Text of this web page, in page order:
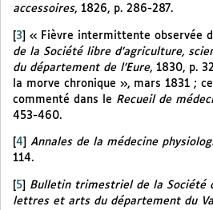
accessoires, 1826, p. 286-287.
[3] « Fièvre intermittente observée
de la Société libre d’agriculture,
du département de l’Eure, 1830, p.
la morve chronique », mars 1831 ;
commenté dans le Recueil de
453-460.
4 Annales de la médecine
114.
[5] Bulletin trimestriel de la Société
lettres et arts du département du